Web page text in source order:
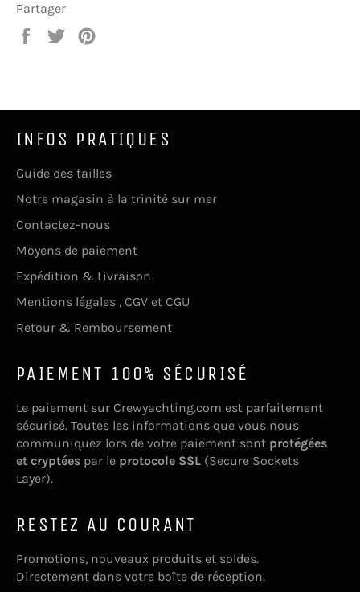
Partager
PartagerTweeter
INFOS PRATIQUES
Guide des tailles
Notre magasin à la trinité sur mer
Contactez-nous
Moyens de paiement
Expédition & Livraison
Mentions légales , CGV et CGU
Retour & Remboursement
PAIEMENT 100% SÉCURISÉ
Le paiement sur Crewyachting.com est parfaitement
sécurisé. Toutes les informations que vous nous
communiquez lors de votre paiement sont protégées
et cryptées par le protocole SSL (Secure Sockets
Layer).
RESTEZ AU COURANT
Promotions, nouveaux produits et soldes.
Directement dans votre boîte de réception.